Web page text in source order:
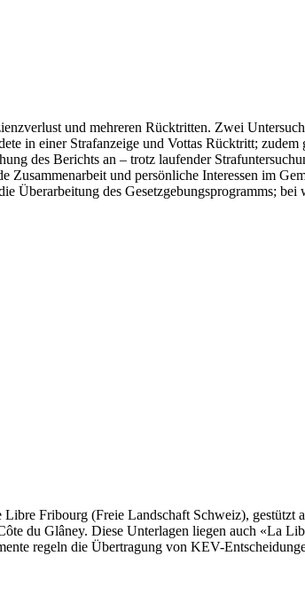
und mehreren Rücktritten. Zwei
in einer Strafanzeige und Vottas Rücktritt;
des Berichts an – trotz laufender
und persönliche Interessen im
des Gesetzgebungsprogramms;
Fribourg (Freie Landschaft Schweiz), gestützt
du Glâney. Diese Unterlagen liegen auch «La
regeln die Übertragung von KEV-